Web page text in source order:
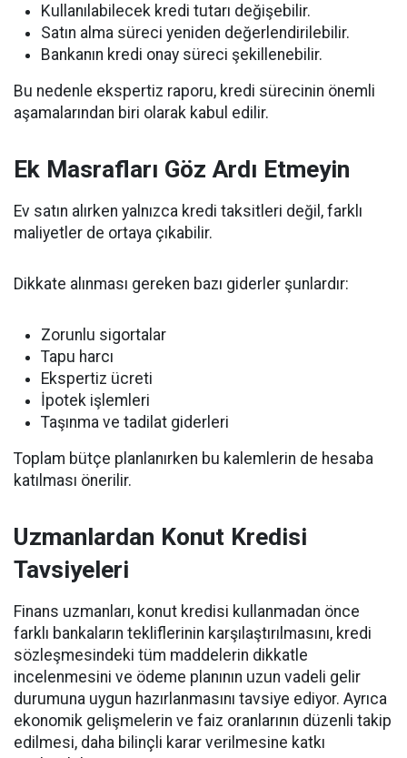
Kullanılabilecek kredi tutarı değişebilir.
Satın alma süreci yeniden değerlendirilebilir.
Bankanın kredi onay süreci şekillenebilir.
Bu nedenle ekspertiz raporu, kredi sürecinin önemli
aşamalarından biri olarak kabul edilir.
Ek Masrafları Göz Ardı Etmeyin
Ev satın alırken yalnızca kredi taksitleri değil, farklı
maliyetler de ortaya çıkabilir.
Dikkate alınması gereken bazı giderler şunlardır:
Zorunlu sigortalar
Tapu harcı
Ekspertiz ücreti
İpotek işlemleri
Taşınma ve tadilat giderleri
Toplam bütçe planlanırken bu kalemlerin de hesaba
katılması önerilir.
Uzmanlardan Konut Kredisi
Tavsiyeleri
Finans uzmanları, konut kredisi kullanmadan önce
farklı bankaların tekliflerinin karşılaştırılmasını, kredi
sözleşmesindeki tüm maddelerin dikkatle
incelenmesini ve ödeme planının uzun vadeli gelir
durumuna uygun hazırlanmasını tavsiye ediyor. Ayrıca
ekonomik gelişmelerin ve faiz oranlarının düzenli takip
edilmesi, daha bilinçli karar verilmesine katkı